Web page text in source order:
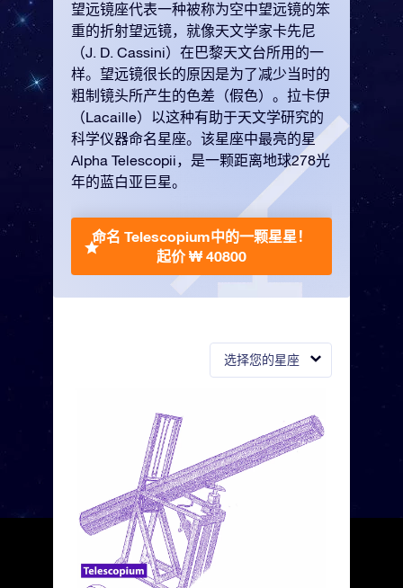
选择您的星座
望远镜座代表一种被称为空中望远镜的笨
重的折射望远镜，就像天文学家卡先尼
（J. D. Cassini）在巴黎天文台所用的一
样。望远镜很长的原因是为了减少当时的
粗制镜头所产生的色差（假色）。拉卡伊
（Lacaille）以这种有助于天文学研究的
科学仪器命名星座。该星座中最亮的星
Alpha Telescopii，是一颗距离地球278光
年的蓝白亚巨星。
命名 Telescopium中的一颗星星！
起价 ₩ 40800